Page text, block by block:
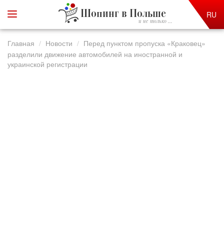
Шопинг в Польше
и не только ...
RU
Главная Новости
Перед пунктом пропуска «Краковец»
разделили движение автомобилей на иностранной и
украинской регистрации